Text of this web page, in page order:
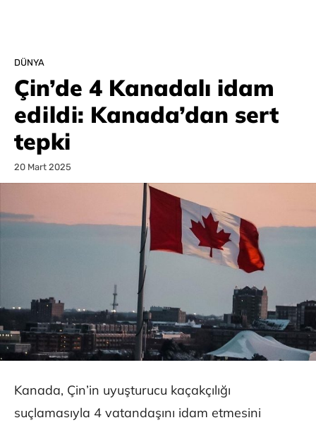
DÜNYA
Çin’de 4 Kanadalı idam
edildi: Kanada’dan sert
tepki
20 Mart 2025
Kanada, Çin’in uyuşturucu kaçakçılığı
suçlamasıyla 4 vatandaşını idam etmesini